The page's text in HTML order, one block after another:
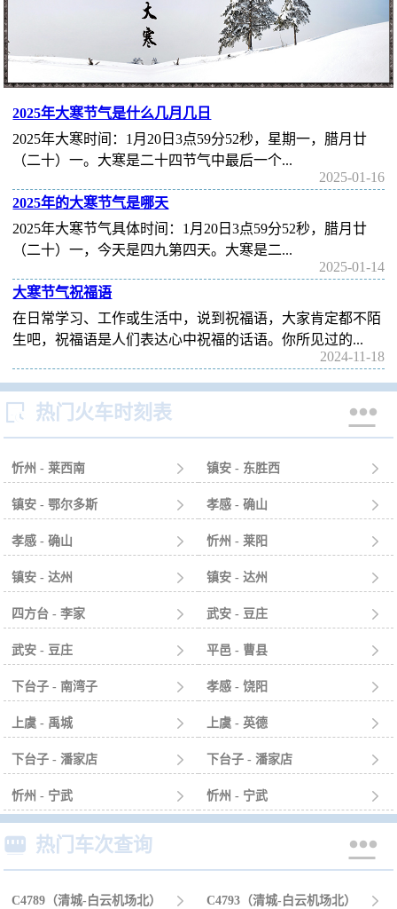
2025年大寒节气是什么几月几日
2025年大寒时间：1月20日3点59分52秒，星期一，腊月廿
（二十）一。大寒是二十四节气中最后一个...
2025-01-16
2025年的大寒节气是哪天
2025年大寒节气具体时间：1月20日3点59分52秒，腊月廿
（二十）一，今天是四九第四天。大寒是二...
2025-01-14
大寒节气祝福语
在日常学习、工作或生活中，说到祝福语，大家肯定都不陌
生吧，祝福语是人们表达心中祝福的话语。你所见过的...
2024-11-18
 热门火车时刻表 
忻州 - 莱西南  镇安 - 东胜西 
镇安 - 鄂尔多斯  孝感 - 确山 
孝感 - 确山  忻州 - 莱阳 
镇安 - 达州  镇安 - 达州 
四方台 - 李家  武安 - 豆庄 
武安 - 豆庄  平邑 - 曹县 
下台子 - 南湾子  孝感 - 饶阳 
上虞 - 禹城  上虞 - 英德 
下台子 - 潘家店  下台子 - 潘家店 
忻州 - 宁武  忻州 - 宁武 
 热门车次查询 
C4789（清城-白云机场北）  C4793（清城-白云机场北） 